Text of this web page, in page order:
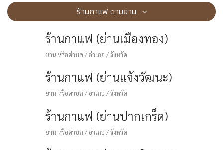
ร้านกาแฟ ตามย่าน
ร้านกาแฟ (ย่านเมืองทอง)
ย่าน หรือตำบล / อำเภอ / จังหวัด
ร้านกาแฟ (ย่านแจ้งวัฒนะ)
ย่าน หรือตำบล / อำเภอ / จังหวัด
ร้านกาแฟ (ย่านปากเกร็ด)
ย่าน หรือตำบล / อำเภอ / จังหวัด